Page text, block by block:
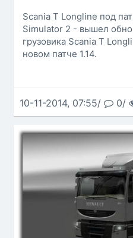
Scania T Longline под
Simulator 2 - вышел
грузовика Scania T
новом патче 1.14.
10-11-2014, 07:55/ 0/